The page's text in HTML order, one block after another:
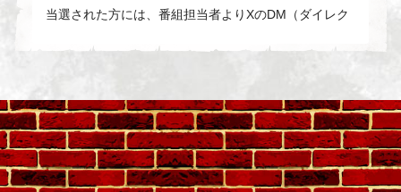
当選された方には、番組担当者よりXのDM（ダイレク
【ご注意】
当選の権利は当選者ご本人のみに帰属します。当選
の権利や賞品の譲渡及び換金（転売含む）は禁止い
たします。